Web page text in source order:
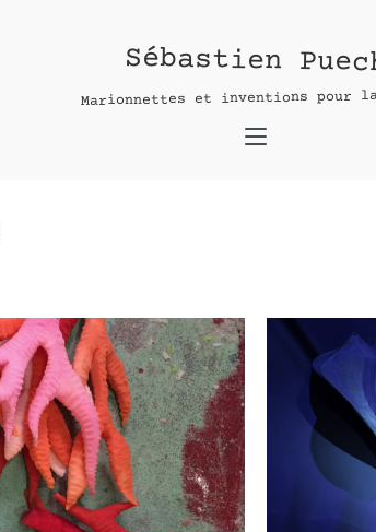
Sébastien
Marionnettes et inventions pour